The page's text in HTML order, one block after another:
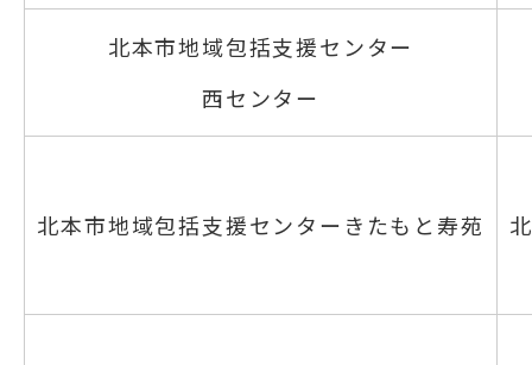
北本市地域包括支援センター
西センター
北本市地域包括支援センターきたもと寿苑